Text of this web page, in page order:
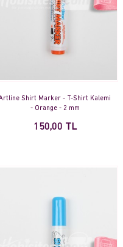
Shirt Marker - T-Shirt Kalemi
- Orange - 2 mm
150,00 TL